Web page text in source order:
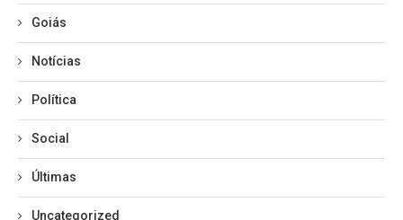
Goiás
Notícias
Política
Social
Últimas
Uncategorized